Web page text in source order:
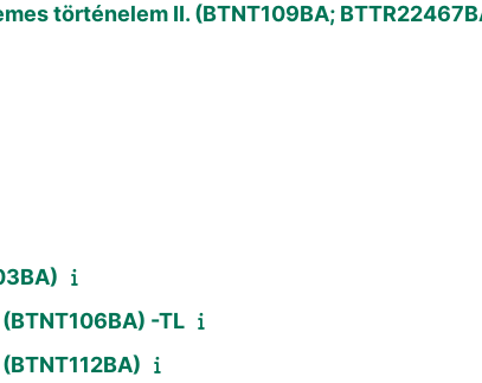
történelem II. (BTNT109BA;
-TL